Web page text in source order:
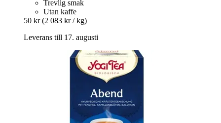
Trevlig smak
Utan kaffe
50 kr (2 083 kr / kg)
Leverans till 17. augusti